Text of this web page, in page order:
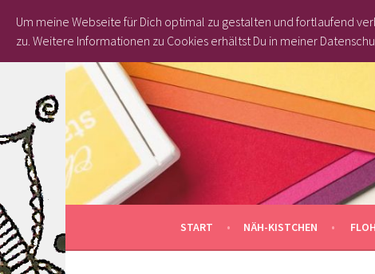
Springe
Inhalt
START NÄH-KISTCHEN
Um meine Webseite für Dich optimal zu gestalten und fortlaufend
zu. Weitere Informationen zu Cookies erhältst Du in meiner